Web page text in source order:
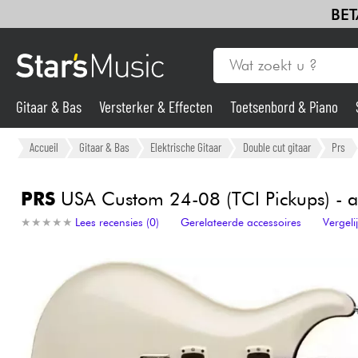
Gitaar & Bas
Synths & samplers
Licht
Viool & Quatuor
Gitaar & Bas Versterker & Effecten Toetsenbord & Piano
Accueil Gitaar & Bas Elektrische Gitaar Double cut gitaar Prs
PRSUSA Custom 24-08 (TCI Pickups) -
★ ★ ★ ★ ★
★ ★ ★ ★ ★ Lees recensies (0) Gerelateerde accessoires